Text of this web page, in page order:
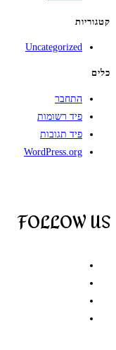
קטגוריות
Uncategorized
כלים
התחבר
פיד רשומות
פיד תגובות
WordPress.org
FOLLOW US